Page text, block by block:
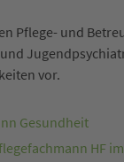
Pflege- und
vor.
Gesundheit
HF